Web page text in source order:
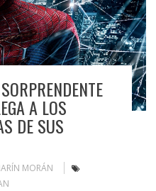
A LOS
DE SUS
MORÁN